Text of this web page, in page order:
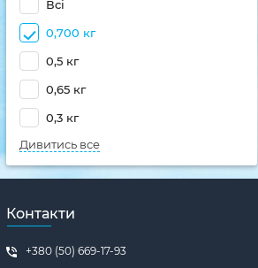
Всі
0,700 кг
0,5 кг
0,65 кг
0,3 кг
Дивитись все
Контакти
+380 (50) 669-17-93